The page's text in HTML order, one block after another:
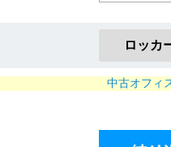
中古オフィ